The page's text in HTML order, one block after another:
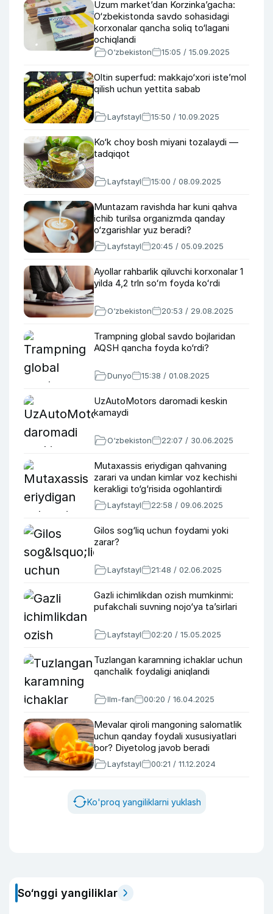
Uzum market’dan Korzinka’gacha:
O‘zbekistonda savdo sohasidagi
korxonalar qancha soliq to‘lagani
ochiqlandi
O‘zbekiston 15:05 / 15.09.2025
Oltin superfud: makkajo‘xori iste’mol
qilish uchun yettita sabab
Layfstayl 15:50 / 10.09.2025
Ko‘k choy bosh miyani tozalaydi —
tadqiqot
Layfstayl 15:00 / 08.09.2025
Muntazam ravishda har kuni qahva
ichib turilsa organizmda qanday
o‘zgarishlar yuz beradi?
Layfstayl 20:45 / 05.09.2025
Ayollar rahbarlik qiluvchi korxonalar 1
yilda 4,2 trln soʻm foyda koʻrdi
O‘zbekiston 20:53 / 29.08.2025
Trampning global savdo bojlaridan
AQSH qancha foyda ko‘rdi?
Dunyo 15:38 / 01.08.2025
UzAutoMotors daromadi keskin
kamaydi
O‘zbekiston 22:07 / 30.06.2025
Mutaxassis eriydigan qahvaning
zarari va undan kimlar voz kechishi
kerakligi to‘g‘risida ogohlantirdi
Layfstayl 22:58 / 09.06.2025
Gilos sog‘liq uchun foydami yoki
zarar?
Layfstayl 21:48 / 02.06.2025
Gazli ichimlikdan ozish mumkinmi:
pufakchali suvning nojo‘ya taʼsirlari
Layfstayl 02:20 / 15.05.2025
Tuzlangan karamning ichaklar uchun
qanchalik foydaligi aniqlandi
Ilm-fan 00:20 / 16.04.2025
Mevalar qiroli mangoning salomatlik
uchun qanday foydali xususiyatlari
bor? Diyetolog javob beradi
Layfstayl 00:21 / 11.12.2024
Ko'proq yangiliklarni yuklash
So‘nggi yangiliklar